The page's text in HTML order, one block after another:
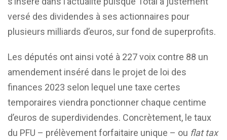
versé des dividendes à ses actionnaires pour
plusieurs milliards d’euros, sur fond de superprofits.
Les députés ont ainsi voté à 227 voix contre 88 un
amendement inséré dans le projet de loi des
finances 2023 selon lequel une taxe certes
temporaires viendra ponctionner chaque centime
d’euros de superdividendes. Concrètement, le taux
du PFU – prélèvement forfaitaire unique – ou flat tax